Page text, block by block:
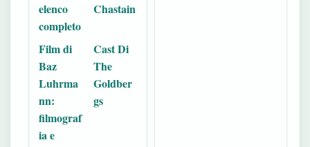
elenco
completo
Chastain
Film di
Baz
Luhrma
nn:
filmograf
ia e
Cast Di
The
Goldber
gs